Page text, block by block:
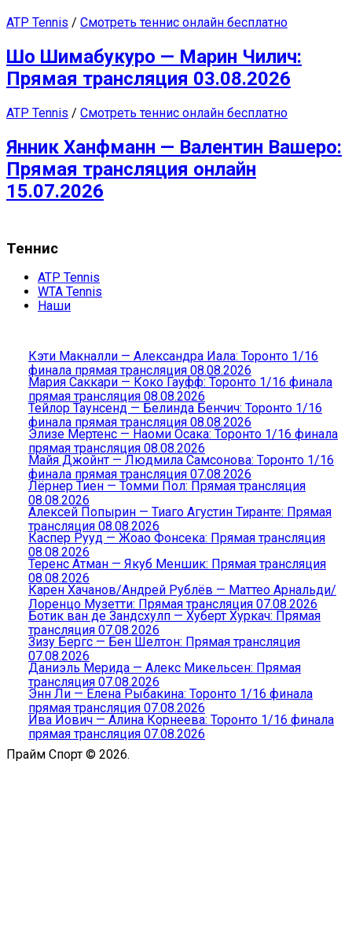
ATP Tennis / Смотреть теннис онлайн бесплатно
Шо Шимабукуро — Марин Чилич:
Прямая трансляция 03.08.2026
ATP Tennis / Смотреть теннис онлайн бесплатно
Янник Ханфманн — Валентин Вашеро:
Прямая трансляция онлайн
15.07.2026
Теннис
ATP Tennis
WTA Tennis
Наши
Кэти Макналли — Александра Иала: Торонто 1/16
финала прямая трансляция 08.08.2026
Мария Саккари — Коко Гауфф: Торонто 1/16 финала
прямая трансляция 08.08.2026
Тейлор Таунсенд — Белинда Бенчич: Торонто 1/16
финала прямая трансляция 08.08.2026
Элизе Мертенс — Наоми Осака: Торонто 1/16 финала
прямая трансляция 08.08.2026
Майя Джойнт — Людмила Самсонова: Торонто 1/16
финала прямая трансляция 07.08.2026
Лёрнер Тиен — Томми Пол: Прямая трансляция
08.08.2026
Алексей Попырин — Тиаго Агустин Тиранте: Прямая
трансляция 08.08.2026
Каспер Рууд — Жоао Фонсека: Прямая трансляция
08.08.2026
Теренс Атман — Якуб Меншик: Прямая трансляция
08.08.2026
Карен Хачанов/Андрей Рублёв — Маттео Арнальди/
Лоренцо Музетти: Прямая трансляция 07.08.2026
Ботик ван де Зандсхулп — Хуберт Хуркач: Прямая
трансляция 07.08.2026
Зизу Бергс — Бен Шелтон: Прямая трансляция
07.08.2026
Даниэль Мерида — Алекс Микельсен: Прямая
трансляция 07.08.2026
Энн Ли — Елена Рыбакина: Торонто 1/16 финала
прямая трансляция 07.08.2026
Ива Йович — Алина Корнеева: Торонто 1/16 финала
прямая трансляция 07.08.2026
Прайм Спорт © 2026.